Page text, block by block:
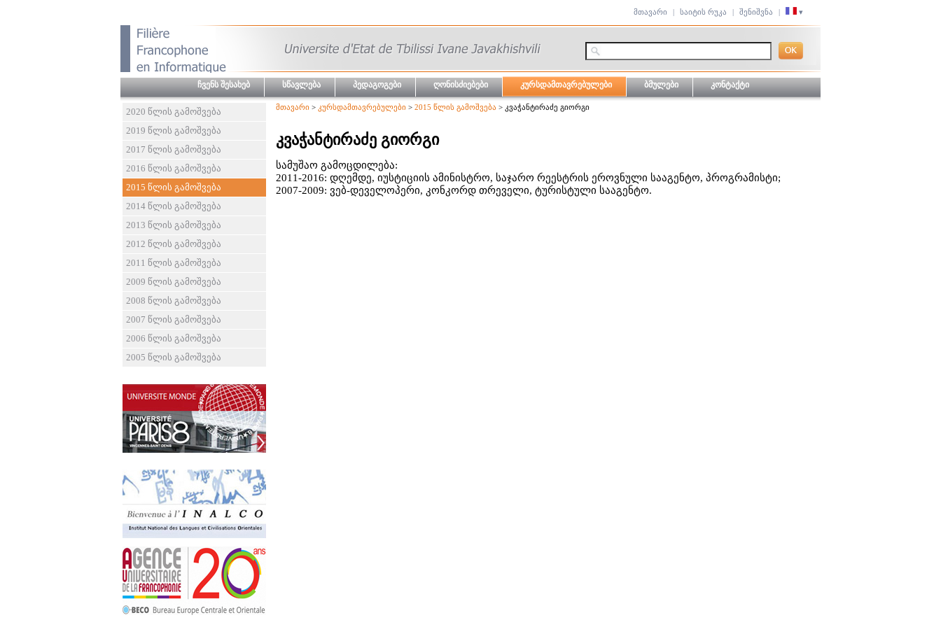
მთავარი | საიტის რუკა | შენიშვნა | ▾
ჩვენს შესახებ სწავლება პედაგოგები ღონისძიებები კურსდამთავრებულები ბმულები კონტაქტი
2020 წლის გამოშვება
2019 წლის გამოშვება
2017 წლის გამოშვება
2016 წლის გამოშვება
2015 წლის გამოშვება
2014 წლის გამოშვება
2013 წლის გამოშვება
2012 წლის გამოშვება
2011 წლის გამოშვება
2009 წლის გამოშვება
2008 წლის გამოშვება
2007 წლის გამოშვება
2006 წლის გამოშვება
2005 წლის გამოშვება
მთავარი > კურსდამთავრებულები > 2015 წლის გამოშვება > კვაჭანტირაძე გიორგი
კვაჭანტირაძე გიორგი
სამუშაო გამოცდილება:
2011-2016: დღემდე, იუსტიციის ამინისტრო, საჯარო რეესტრის ეროვნული სააგენტო, პროგრამისტი;
2007-2009: ვებ-დეველოპერი, კონკორდ თრეველი, ტურისტული სააგენტო.